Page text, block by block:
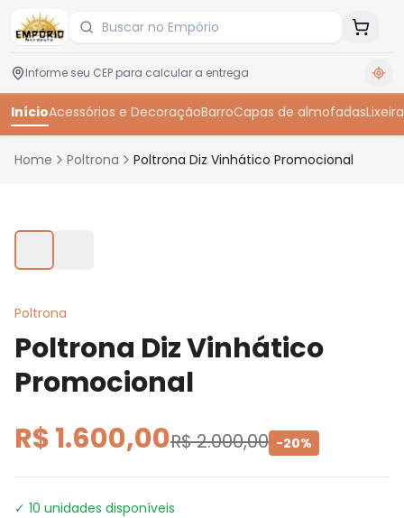
InícioAcessórios e DecoraçãoBarroCapas de almofadasLixeira
Home Poltrona Poltrona Diz Vinhático Promocional
Poltrona
Poltrona Diz Vinhático
Promocional
R$ 1.600,00R$ 2.000,00 -20%
✓ 10 unidades disponíveis